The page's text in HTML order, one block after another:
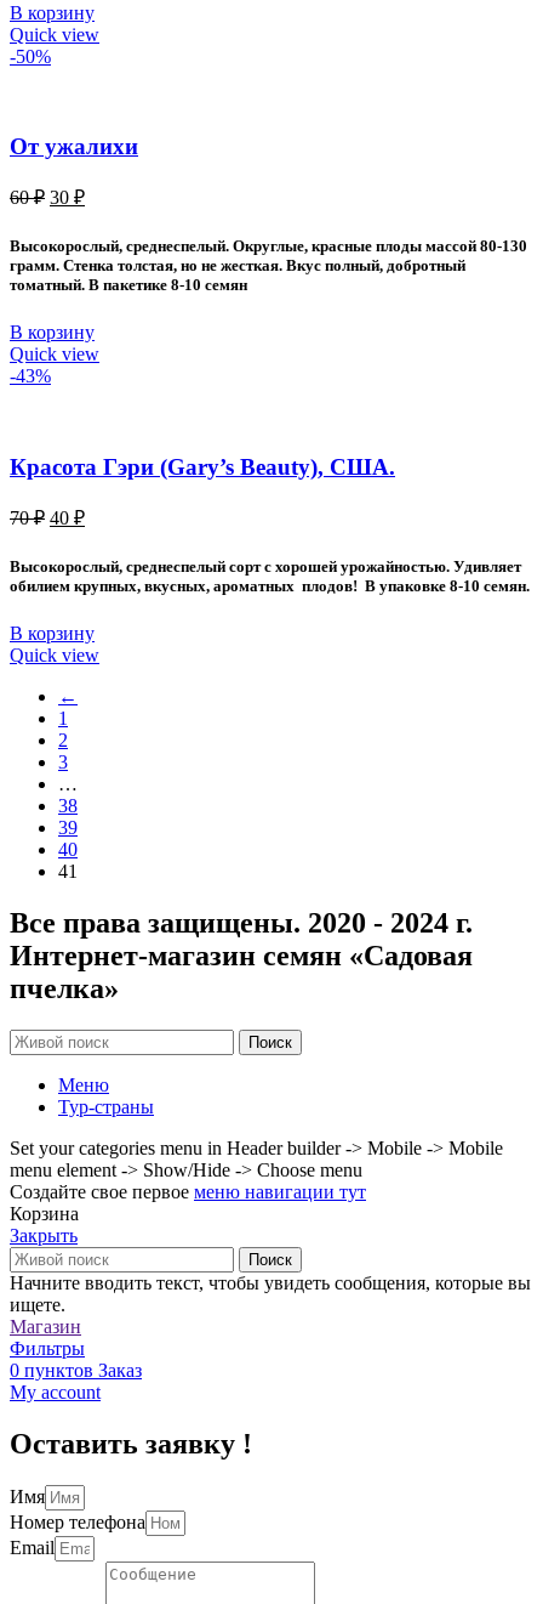
В корзину
Quick view
-50%
От ужалихи
60₽ Первоначальная
составляла
60 ₽.
30 ₽Текущая
30 ₽.
Высокорослый, среднеспелый. Округлые, красные плоды массой 80-130
грамм. Стенка толстая, но не жесткая. Вкус полный, добротный
томатный. В пакетике 8-10 семян
В корзину
Quick view
-43%
Красота Гэри (Gary’s Beauty), США.
70₽ Первоначальная
составляла
70 ₽.
40 ₽Текущая
40 ₽.
Высокорослый, среднеспелый сорт с хорошей урожайностью. Удивляет
обилием крупных, вкусных, ароматных плодов! В упаковке 8-10 семян.
В корзину
Quick view
←
1
2
3
…
38
39
40
41
Все права защищены. 2020 - 2024 г.
Интернет-магазин семян «Садовая
пчелка»
Поиск
Меню
Тур-страны
Set your categories menu in Header builder -> Mobile -> Mobile
menu element -> Show/Hide -> Choose menu
Создайте свое первое меню навигации тут
Корзина
Закрыть
Поиск
Начните вводить текст, чтобы увидеть сообщения, которые вы
ищете.
Магазин
Фильтры
0 пунктов Заказ
My account
Оставить заявку !
Имя
Номер телефона
Email